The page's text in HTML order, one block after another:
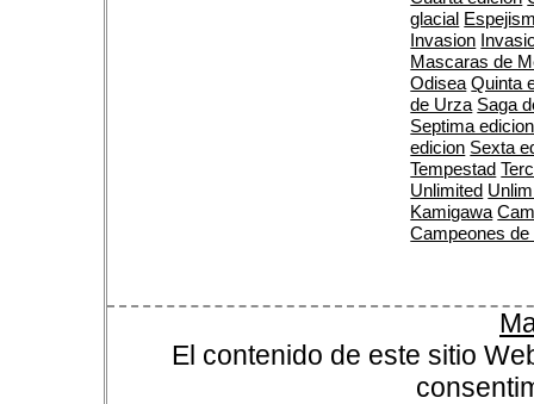
glacial
Invasion
Mascaras de
Odisea Quinta
de Urza Saga
Septima edicion
edicion Sexta
Tempestad
Unlimited
Kamigawa
Campeones
El contenido de este sitio